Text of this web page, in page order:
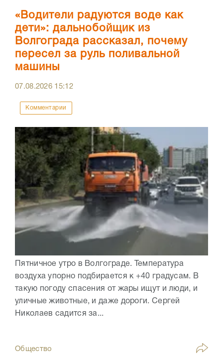
«Водители радуются воде как
дети»: дальнобойщик из
Волгограда рассказал, почему
пересел за руль поливальной
машины
07.08.2026 15:12
Комментарии
Пятничное утро в Волгограде. Температура
воздуха упорно подбирается к +40 градусам. В
такую погоду спасения от жары ищут и люди, и
уличные животные, и даже дороги. Сергей
Николаев садится за...
Общество